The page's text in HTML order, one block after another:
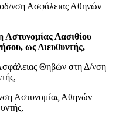
νση Ασφάλειας Αθηνών
Λασιθίου
ως Διευθυντής,
Θηβών στη Δ/νση
Αστυνομίας Αθηνών